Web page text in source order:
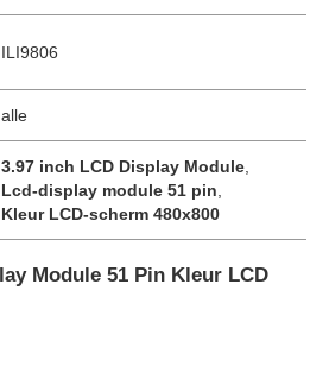
ILI9806
alle
3.97 inch LCD Display Module
Lcd-display module 51 pin
Kleur LCD-scherm 480x800
Module 51 Pin Kleur LCD